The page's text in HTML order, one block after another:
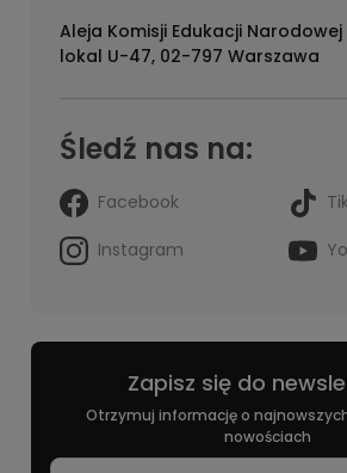
pełniejszych i
włosach.
Aleja Komisji Edukacji Narodowej
lokal U-47, 02-797 Warszawa
Śledź nas na:
Facebook
Instagram
Zapisz się do
Otrzymuj informację o
nowościach